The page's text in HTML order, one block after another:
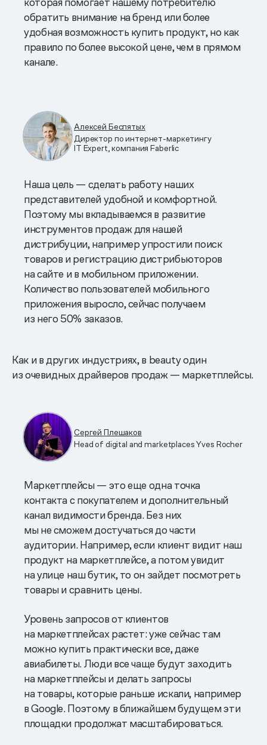
обратить внимание на бренд или более
удобная возможность купить продукт, но как
правило по более высокой цене, чем в прямом
канале.
Алексей Беспятых
Директор по интернет-маркетингу
IT Expert, компания Faberlic
Наша цель — сделать работу наших
представителей удобной и комфортной.
Поэтому мы вкладываемся в развитие
инструментов продаж для нашей
дистрибуции, например упростили поиск
товаров и регистрацию дистрибьюторов
на сайте и в мобильном приложении.
Количество пользователей мобильного
приложения выросло, сейчас получаем
из него 50% заказов.
Как и в других индустриях, в beauty один
из очевидных драйверов продаж — маркетплейсы.
Сергей Плешаков
Head of digital and marketplaces Yves Rocher
Маркетплейсы — это еще одна точка
контакта с покупателем и дополнительный
канал видимости бренда. Без них
мы не сможем достучаться до части
аудитории. Например, если клиент видит наш
продукт на маркетплейсе, а потом увидит
на улице наш бутик, то он зайдет посмотреть
товары и сравнить цены.
Уровень запросов от клиентов
на маркетплейсах растет: уже сейчас там
можно купить практически все, даже
авиабилеты. Люди все чаще будут заходить
на маркетплейсы и делать запросы
на товары, которые раньше искали, например
в Google. Поэтому в ближайшем будущем эти
площадки продолжат масштабироваться.